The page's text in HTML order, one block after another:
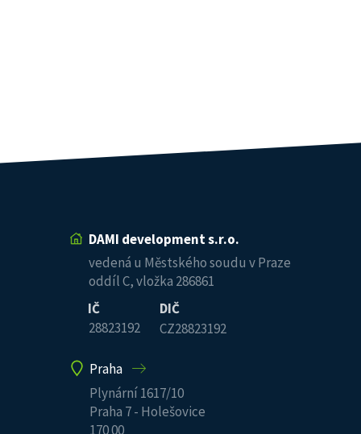
DAMI development s.r.o.
vedená u Městského soudu v Praze
oddíl C, vložka 286861
IČ
28823192
DIČ
CZ28823192
Praha
Plynární 1617/10
Praha 7 - Holešovice
170 00